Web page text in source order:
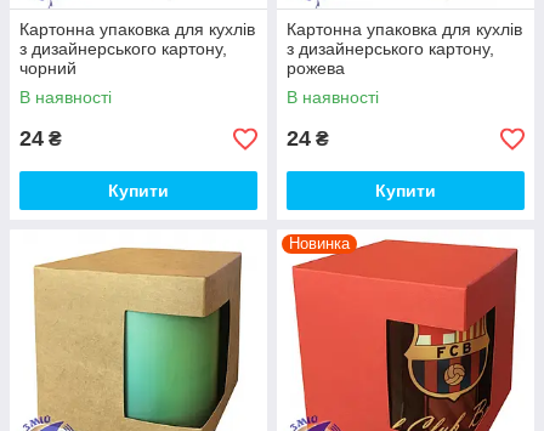
Картонна упаковка для кухлів
з дизайнерського картону,
чорний
В наявності
24 ₴
Купити
Картонна упаковка для кухлів
з дизайнерського картону,
рожева
В наявності
24 ₴
Купити
Новинка